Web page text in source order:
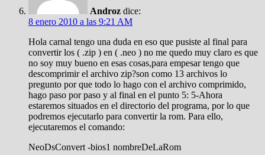
Androz dice:
8 enero 2010 a las 9:21 AM
Hola carnal tengo una duda en eso que pusiste al final para
convertir los ( .zip ) en ( .neo ) no me quedo muy claro es que
no soy muy bueno en esas cosas,para empesar tengo que
descomprimir el archivo zip?son como 13 archivos lo
pregunto por que todo lo hago con el archivo comprimido,
hago paso por paso y al final en el punto 5: 5-Ahora
estaremos situados en el directorio del programa, por lo que
podremos ejecutarlo para convertir la rom. Para ello,
ejecutaremos el comando:
NeoDsConvert -bios1 nombreDeLaRom